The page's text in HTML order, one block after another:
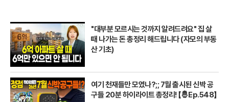
"대부분 모르시는 것까지 알려드려요" 집 살
때 나가는 돈 총정리 해드립니다 (자모의 부동
산 기초)
여기 천재들만 모였나?;; 7월 출시된 신박 공
구들 20분 하이라이트 총정리! 【🤴Ep.548】